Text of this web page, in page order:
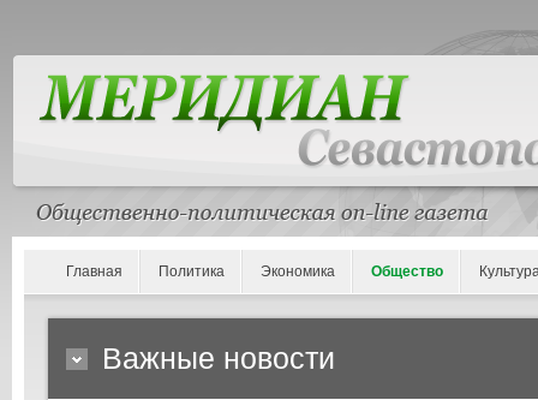
Главная Политика Экономика Общество
Важные новости